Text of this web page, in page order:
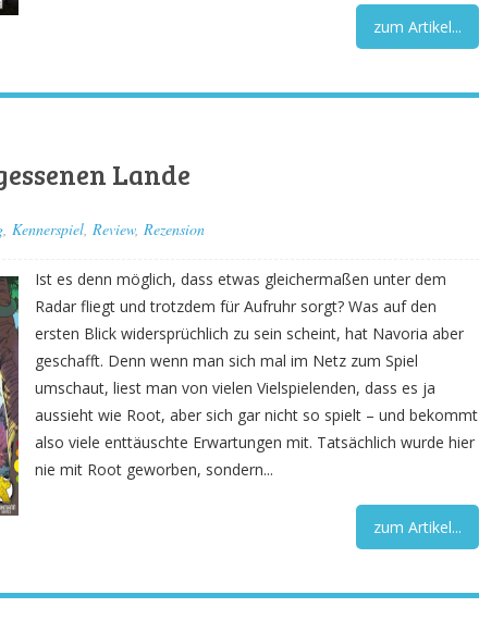
zum Artikel...
Lande
, Kennerspiel, Review, Rezension
Ist es denn möglich, dass etwas gleichermaßen unter dem
Radar fliegt und trotzdem für Aufruhr sorgt? Was auf den
ersten Blick widersprüchlich zu sein scheint, hat Navoria aber
geschafft. Denn wenn man sich mal im Netz zum Spiel
umschaut, liest man von vielen Vielspielenden, dass es ja
aussieht wie Root, aber sich gar nicht so spielt – und bekommt
also viele enttäuschte Erwartungen mit. Tatsächlich wurde hier
nie mit Root geworben, sondern...
zum Artikel...